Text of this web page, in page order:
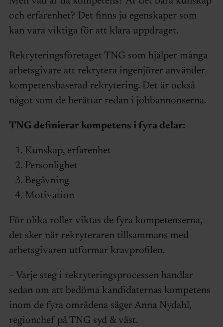
och erfarenhet? Det finns ju egenskaper som
kan vara viktiga för att klara uppdraget.
Rekryteringsföretaget TNG som hjälper många
arbetsgivare att rekrytera ingenjörer använder
kompetensbaserad rekrytering. Det är också
något som de berättar redan i jobbannonserna.
TNG definierar kompetens i fyra delar:
Kunskap, erfarenhet
Personlighet
Begåvning
Motivation
För olika roller viktas de fyra kompetenserna,
det sker när rekryteraren tillsammans med
arbetsgivaren utformar kravprofilen.
– Varje steg i rekryteringsprocessen handlar
sedan om att bedöma kandidaternas kompetens
inom de fyra områdena säger Anna Nydahl,
regionchef på TNG syd & väst.